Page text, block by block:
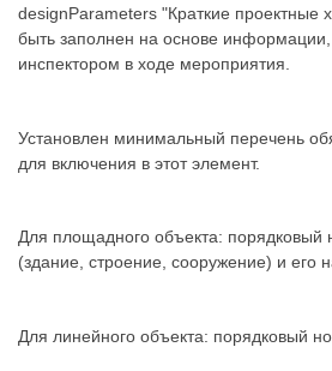
designParameters "Краткие проектные
быть заполнен на основе
инспектором в ходе мероприятия.
Установлен минимальный перечень
для включения в этот элемент.
Для площадного объекта: порядковый
(здание, строение, сооружение) и его
Для линейного объекта: порядковый